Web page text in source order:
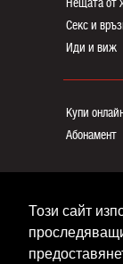
Този сайт
Секс и
Иди и виж
Купи
Абонамент